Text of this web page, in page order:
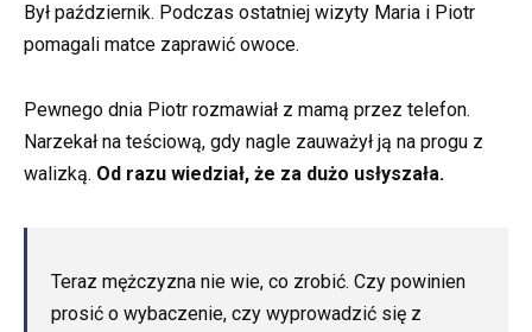
Był październik. Podczas ostatniej wizyty Maria i Piotr
pomagali matce zaprawić owoce.
Pewnego dnia Piotr rozmawiał z mamą przez telefon.
Narzekał na teściową, gdy nagle zauważył ją na progu z
walizką. Od razu wiedział, że za dużo usłyszała.
Teraz mężczyzna nie wie, co zrobić. Czy powinien
prosić o wybaczenie, czy wyprowadzić się z